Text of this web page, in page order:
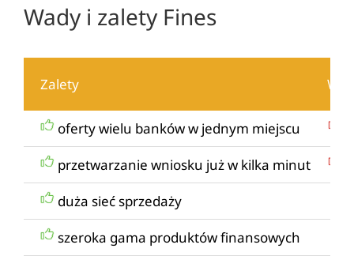
Wady i zalety Fines
Zalety
oferty wielu banków w jednym miejscu
przetwarzanie wniosku już w kilka minut
duża sieć sprzedaży
szeroka gama produktów finansowych